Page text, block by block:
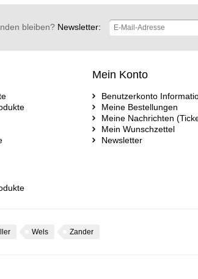
bleiben?Newsletter:
Mein Konto
Benutzerkonto
Meine Bestellungen
Meine Nachrichten
Mein Wunschzettel
Newsletter
Wels Zander